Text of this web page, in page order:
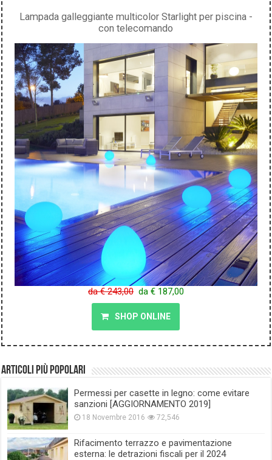
Lampada galleggiante multicolor Starlight per piscina -
con telecomando
da € 243,00 da € 187,00
SHOP ONLINE
Articoli più popolari
Permessi per casette in legno: come evitare
sanzioni [AGGIORNAMENTO 2019]
18 Novembre 2016 72,546
Rifacimento terrazzo e pavimentazione
esterna: le detrazioni fiscali per il 2024